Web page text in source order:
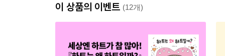
이 상품의 이벤트 (12개)